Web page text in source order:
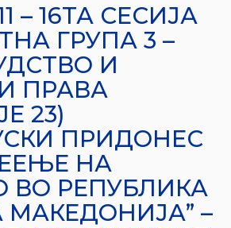
– 16ТА СЕСИЈА
ГРУПА 3 –
И
ПРАВА
23)
ПРИДОНЕС
НА
ВО РЕПУБЛИКА
МАКЕДОНИЈА” –